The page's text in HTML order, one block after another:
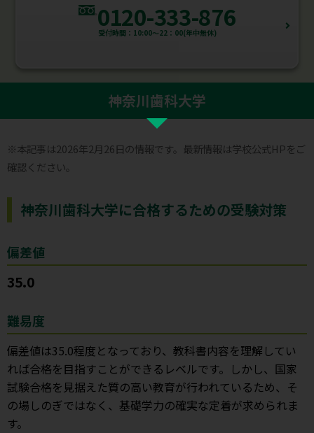
0120-333-876
受付時間：10:00～22：00(年中無休)
神奈川歯科大学
※本記事は2026年2月26日の情報です。最新情報は学校公式HPをご
確認ください。
神奈川歯科大学に合格するための受験対策
偏差値
35.0
難易度
偏差値は35.0程度となっており、教科書内容を理解してい
れば合格を目指すことができるレベルです。しかし、国家
試験合格を見据えた質の高い教育が行われているため、そ
の場しのぎではなく、基礎学力の確実な定着が求められま
す。